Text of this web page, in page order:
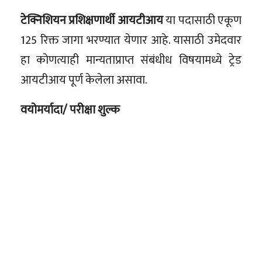
टेक्निशियन प्रशिक्षणार्थी आयटीआयया पदासाठी एकूण
125 रिक्त जागा भरण्यात येणार आहे. यासाठी उमेदवार
हा कोणत्याही मान्यताप्राप्त संबंधीध विषयामध्ये ट्रेड
आयटीआय पूर्ण केलेला असावा.
वयोमर्यादा/ परीक्षा शुल्क